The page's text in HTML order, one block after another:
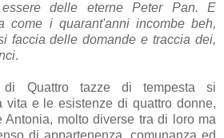
essere delle eterne Peter Pan. E
come i quarant'anni incombe beh,
faccia delle domande e traccia dei,
.
di Quattro tazze di tempesta si
vita e le esistenze di quattro donne,
molto diverse tra di loro ma
di appartenenza, comunanza ed